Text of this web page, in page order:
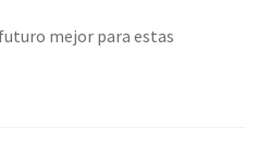
mejor para estas